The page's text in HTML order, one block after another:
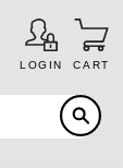
LOGIN CART